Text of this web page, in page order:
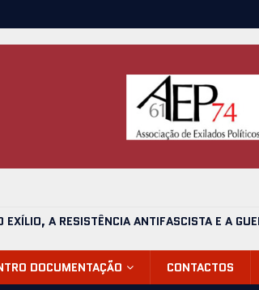
EXÍLIO, A RESISTÊNCIA ANTIFASCISTA E A
DOCUMENTAÇÃO CONTACTOS